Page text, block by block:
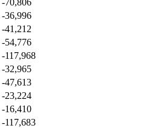
-36,996
-41,212
-54,776
-117,968
-32,965
-47,613
-23,224
-16,410
-117,683